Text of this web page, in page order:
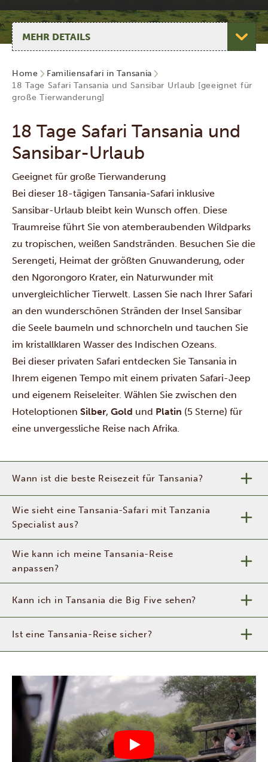
Seite auswählen
Home
Familiensafari in Tansania
18 Tage Safari Tansania und Sansibar Urlaub [geeignet für
große Tierwanderung]
18 Tage Safari Tansania und
Sansibar-Urlaub
Geeignet für große Tierwanderung
Bei dieser 18-tägigen Tansania-Safari inklusive
Sansibar-Urlaub bleibt kein Wunsch offen. Diese
Traumreise führt Sie von atemberaubenden Wildparks
zu tropischen, weißen Sandstränden. Besuchen Sie die
Serengeti, Heimat der größten Gnuwanderung, oder
den Ngorongoro Krater, ein Naturwunder mit
unvergleichlicher Tierwelt. Lassen Sie nach Ihrer Safari
an den wunderschönen Stränden der Insel Sansibar
die Seele baumeln und schnorcheln und tauchen Sie
im kristallklaren Wasser des Indischen Ozeans.
Bei dieser privaten Safari entdecken Sie Tansania in
Ihrem eigenen Tempo mit einem privaten Safari-Jeep
und eigenem Reiseleiter. Wählen Sie zwischen den
Hoteloptionen Silber, Gold und Platin (5 Sterne) für
eine unvergessliche Reise nach Afrika.
Wann ist die beste Reisezeit für Tansania?
Wie sieht eine Tansania-Safari mit Tanzania
Specialist aus?
Wie kann ich meine Tansania-Reise
anpassen?
Kann ich in Tansania die Big Five sehen?
Ist eine Tansania-Reise sicher?